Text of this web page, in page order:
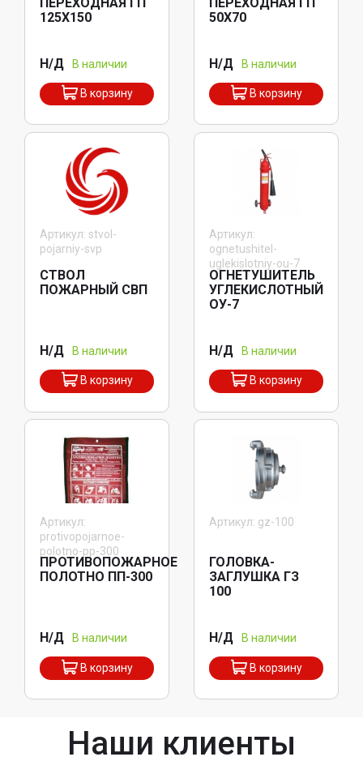
125X150
Н/Д В наличии
В корзину
50X70
Н/Д В наличии
В корзину
Артикул: stvol-
pojarniy-svp
СТВОЛ
ПОЖАРНЫЙ СВП
Н/Д В наличии
В корзину
Артикул:
ognetushitel-
uglekislotniy-ou-7
ОГНЕТУШИТЕЛЬ
УГЛЕКИСЛОТНЫЙ
ОУ-7
Н/Д В наличии
В корзину
Артикул:
protivopojarnoe-
polotno-pp-300
ПРОТИВОПОЖАРНОЕ
ПОЛОТНО ПП-300
Н/Д В наличии
В корзину
Артикул: gz-100
ГОЛОВКА-
ЗАГЛУШКА ГЗ
100
Н/Д В наличии
В корзину
Наши клиенты